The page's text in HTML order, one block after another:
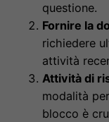
questione.
Fornire la
richiedere
attività
Attività di
modalità
blocco è